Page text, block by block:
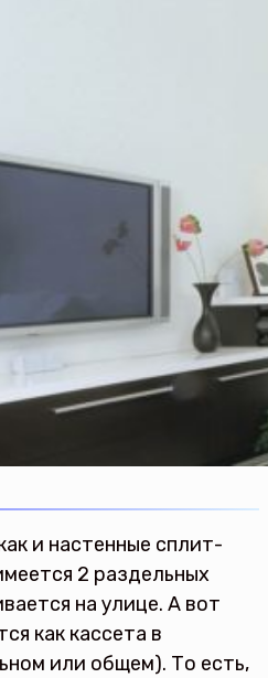
и настенные сплит-
2 раздельных
на улице. А вот
как кассета в
или общем). То есть,